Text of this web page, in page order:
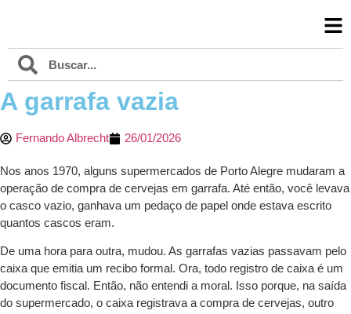
A garrafa vazia
Fernando Albrecht 26/01/2026
Nos anos 1970, alguns supermercados de Porto Alegre mudaram a
operação de compra de cervejas em garrafa. Até então, você levava
o casco vazio, ganhava um pedaço de papel onde estava escrito
quantos cascos eram.
De uma hora para outra, mudou. As garrafas vazias passavam pelo
caixa que emitia um recibo formal. Ora, todo registro de caixa é um
documento fiscal. Então, não entendi a moral. Isso porque, na saída
do supermercado, o caixa registrava a compra de cervejas, outro